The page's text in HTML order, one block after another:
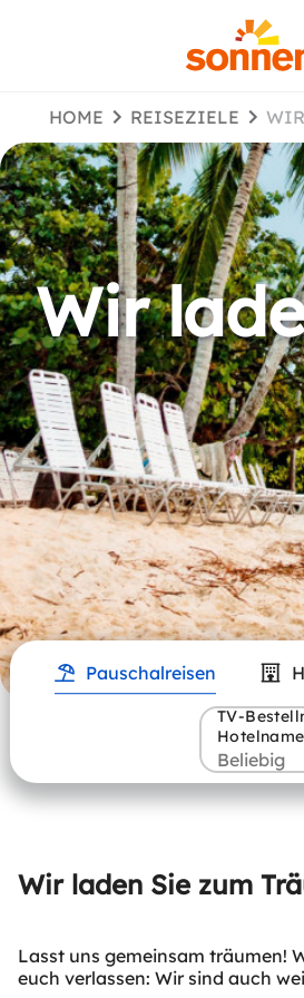
HOME REISEZIELE
Wir
Pauschalreisen
TV-
Hotelname
Wir laden Sie zum
Lasst uns gemeinsam träumen!
euch verlassen: Wir sind auch